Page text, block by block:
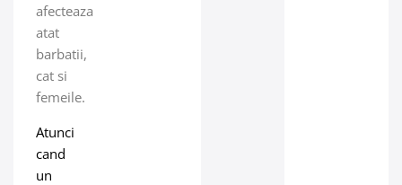
afecteaza
atat
barbatii,
cat si
femeile.
Atunci
cand
un